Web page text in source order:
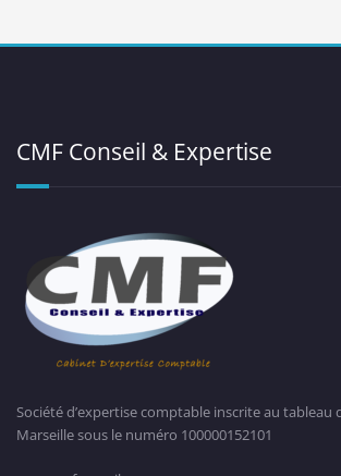
CMF Conseil & Expertise
Société d’expertise comptable inscrite au tableau
Marseille sous le numéro 100000152101